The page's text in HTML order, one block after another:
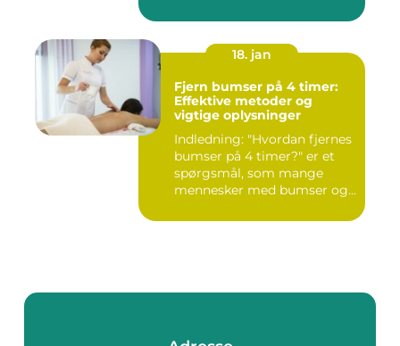
18. jan
Fjern bumser på 4 timer:
Effektive metoder og
vigtige oplysninger
Indledning: "Hvordan fjernes
bumser på 4 timer?" er et
spørgsmål, som mange
mennesker med bumser og...